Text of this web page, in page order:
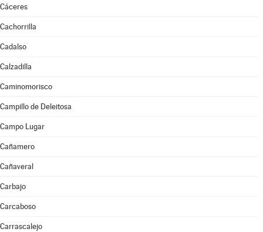
Cáceres
Cachorrilla
Cadalso
Calzadilla
Caminomorisco
Campillo de Deleitosa
Campo Lugar
Cañamero
Cañaveral
Carbajo
Carcaboso
Carrascalejo